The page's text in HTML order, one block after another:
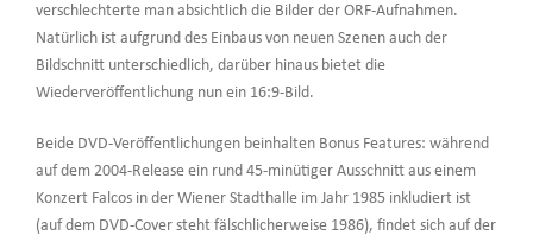
verschlechterte man absichtlich die Bilder der ORF-Aufnahmen.
Natürlich ist aufgrund des Einbaus von neuen Szenen auch der
Bildschnitt unterschiedlich, darüber hinaus bietet die
Wiederveröffentlichung nun ein 16:9-Bild.
Beide DVD-Veröffentlichungen beinhalten Bonus Features: während
auf dem 2004-Release ein rund 45-minütiger Ausschnitt aus einem
Konzert Falcos in der Wiener Stadthalle im Jahr 1985 inkludiert ist
(auf dem DVD-Cover steht fälschlicherweise 1986), findet sich auf der